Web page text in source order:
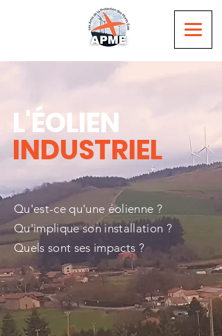
L'ÉOLIEN
INDUSTRIEL
Qu'est-ce qu'une éolienne ?
Qu'implique son installation ?
Quels sont ses impacts ?